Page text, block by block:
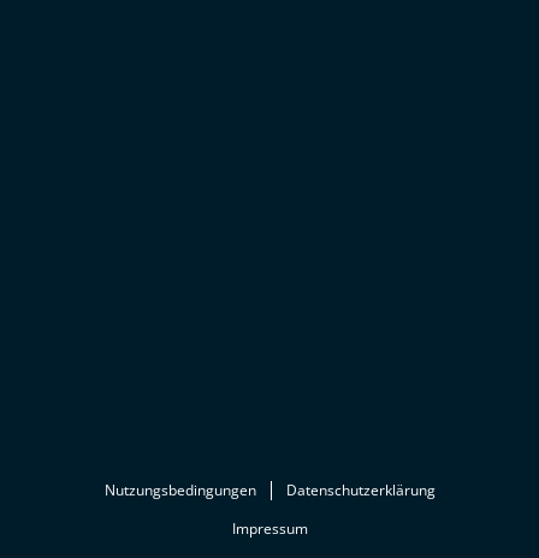
Nutzungsbedingungen
Datenschutzerklärung
Impressum